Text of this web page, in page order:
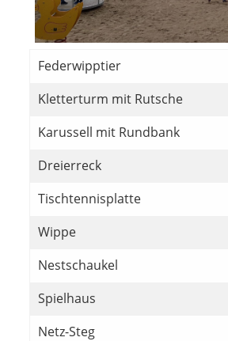
Federwipptier
Kletterturm mit Rutsche
Karussell mit Rundbank
Dreierreck
Tischtennisplatte
Wippe
Nestschaukel
Spielhaus
Netz-Steg